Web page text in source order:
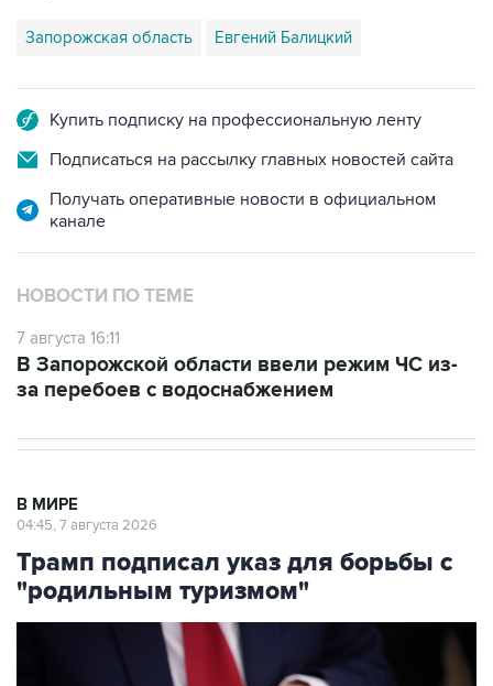
Запорожская область Евгений Балицкий
Купить подписку на профессиональную ленту
Подписаться на рассылку главных новостей сайта
Получать оперативные новости в официальном
канале
НОВОСТИ ПО ТЕМЕ
7 августа 16:11
В Запорожской области ввели режим ЧС из-
за перебоев с водоснабжением
В МИРЕ
04:45, 7 августа 2026
Трамп подписал указ для борьбы с
"родильным туризмом"